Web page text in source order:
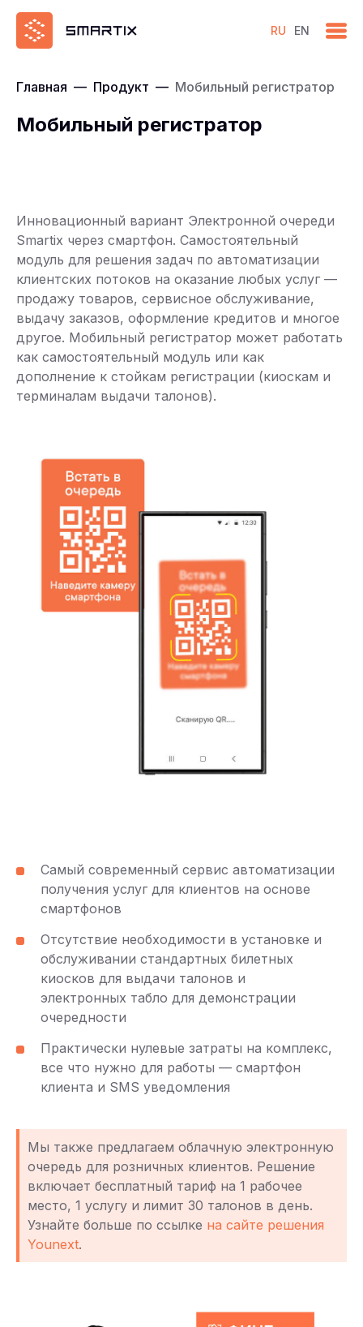
RU EN
Главная — Продукт — Мобильный регистратор
Мобильный регистратор
Инновационный вариант Электронной очереди
Smartix через смартфон. Самостоятельный
модуль для решения задач по автоматизации
клиентских потоков на оказание любых услуг —
продажу товаров, сервисное обслуживание,
выдачу заказов, оформление кредитов и многое
другое. Мобильный регистратор может работать
как самостоятельный модуль или как
дополнение к стойкам регистрации (киоскам и
терминалам выдачи талонов).
Самый современный сервис автоматизации
получения услуг для клиентов на основе
смартфонов
Отсутствие необходимости в установке и
обслуживании стандартных билетных
киосков для выдачи талонов и
электронных табло для демонстрации
очередности
Практически нулевые затраты на комплекс,
все что нужно для работы — смартфон
клиента и SMS уведомления
Мы также предлагаем облачную электронную
очередь для розничных клиентов. Решение
включает бесплатный тариф на 1 рабочее
место, 1 услугу и лимит 30 талонов в день.
Узнайте больше по ссылке на сайте решения
Younext.